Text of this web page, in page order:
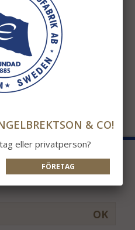
NYHETSBREV!
och spännande
OK
& CO!
eller privatperson?
FÖRETAG